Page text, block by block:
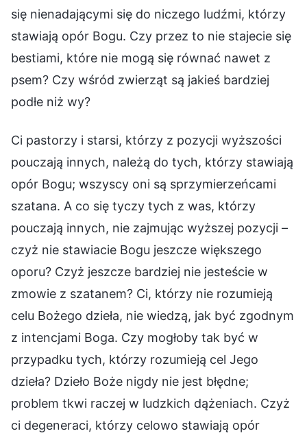
się nienadającymi się do niczego ludźmi, którzy
stawiają opór Bogu. Czy przez to nie stajecie się
bestiami, które nie mogą się równać nawet z
psem? Czy wśród zwierząt są jakieś bardziej
podłe niż wy?
Ci pastorzy i starsi, którzy z pozycji wyższości
pouczają innych, należą do tych, którzy stawiają
opór Bogu; wszyscy oni są sprzymierzeńcami
szatana. A co się tyczy tych z was, którzy
pouczają innych, nie zajmując wyższej pozycji –
czyż nie stawiacie Bogu jeszcze większego
oporu? Czyż jeszcze bardziej nie jesteście w
zmowie z szatanem? Ci, którzy nie rozumieją
celu Bożego dzieła, nie wiedzą, jak być zgodnym
z intencjami Boga. Czy mogłoby tak być w
przypadku tych, którzy rozumieją cel Jego
dzieła? Dzieło Boże nigdy nie jest błędne;
problem tkwi raczej w ludzkich dążeniach. Czyż
ci degeneraci, którzy celowo stawiają opór